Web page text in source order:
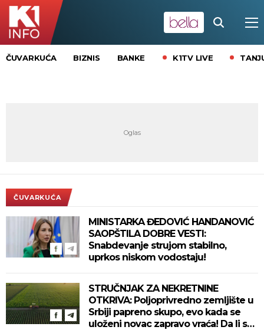
ČUVARKUĆA BIZNIS BANKE K1TV LIVE
ČUVARKUĆA
MINISTARKA ĐEDOVIĆ HANDANOVIĆ
SAOPŠTILA DOBRE VESTI:
Snabdevanje strujom stabilno,
uprkos niskom vodostaju!
STRUČNJAK ZA NEKRETNINE
OTKRIVA: Poljoprivredno zemljište u
Srbiji papreno skupo, evo kada se
uloženi novac zapravo vraća! Da li se